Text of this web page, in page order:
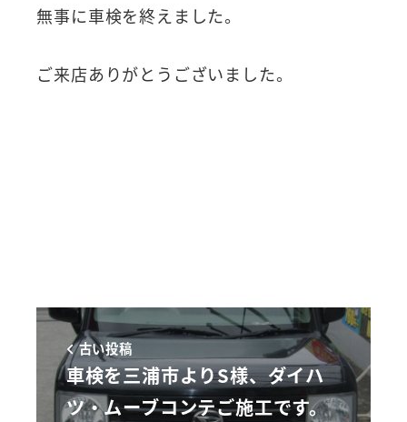
無事に車検を終えました。
ご来店ありがとうございました。
古い投稿
車検を三浦市よりS様、ダイハ
ツ・ムーブコンテご施工です。